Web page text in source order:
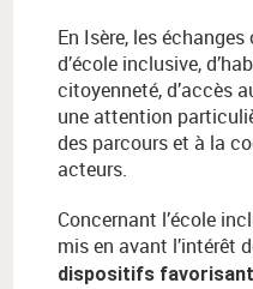
En Isère, les
d’école inclusive,
citoyenneté, d’accès
une attention
des parcours et à la
acteurs.
Concernant l’école
mis en avant l’intérêt
dispositifs